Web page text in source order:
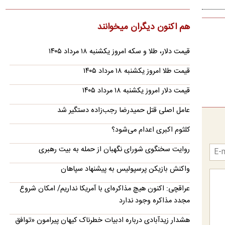
نیویورک تایمز:
پس از شروط شش‌گانه ذوالقدر؛ امیدها به توافق با
عمان کاهش یافت؟
بازگشایی تنگه هرمز، نوشت این شروط، انتظارات درباره اینکه
توافق…
پلنگ ایرانی در سالوک دیده شد
پلنگ ایرانی در سالوک خراسان شمالی دوباره مقابل دوربین رفت تا
این زیستگاه کوهستانی بار دیگر به عنوان یکی از پناهگاه‌های…
عرضه اولیه احیا؛ راهنمای ثبت سفارش، نقدینگی مورد
نیاز و خرید بیمه سهام
جزئیات دقیق مبلغ شارژ حساب، زمان ثبت سفارش آنلاین و فرمول
شگفت‌انگیز سود تضمین‌شده یک‌ساله برای سهامداران حقیقی که
در…
حباب قیمت سکه لزوما به ترکیدن حباب ختم نمی‌شود اما می‌تواند در
هم اکنون دیگران میخوانند
قیمت دلار، طلا و سکه امروز یکشنبه ۱۸ مرداد ۱۴۰۵
قیمت طلا امروز یکشنبه ۱۸ مرداد ۱۴۰۵
قیمت دلار امروز یکشنبه ۱۸ مرداد ۱۴۰۵
عامل اصلی قتل حمیدرضا رجب‌زاده دستگیر شد
کلثوم اکبری اعدام می‌شود؟
روایت سخنگوی شورای نگهبان از حمله به بیت رهبری
واکنش بازیکن پرسپولیس به پیشنهاد سپاهان
عراقچی: اکنون هیچ مذاکره‌ای با آمریکا نداریم/ امکان شروع
مجدد مذاکره وجود ندارد
هشدار زیدآبادی درباره ادبیات خطرناک کیهان پیرامون «توافق